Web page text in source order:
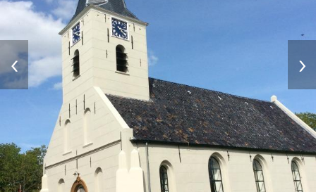
‹ ›